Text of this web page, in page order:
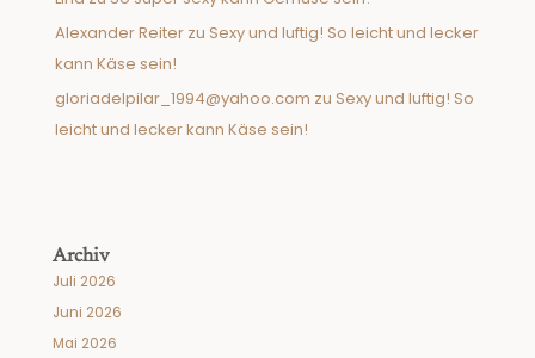
Alexander Reiter zu Sexy und luftig! So leicht und lecker
kann Käse sein!
gloriadelpilar_1994@yahoo.com zu Sexy und luftig! So
leicht und lecker kann Käse sein!
Archiv
Juli 2026
Juni 2026
Mai 2026